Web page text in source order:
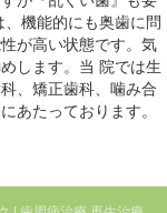
機能的にも奥歯に問
が高い状態です。気
します。当 院では生
、矯正歯科、噛み合
あたっております。